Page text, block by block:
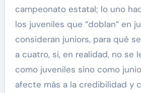
campeonato estatal; lo uno
los juveniles que “doblan” en
consideran juniors, para qué
a cuatro, si, en realidad, no se
como juveniles sino como
afecte más a la credibilidad y